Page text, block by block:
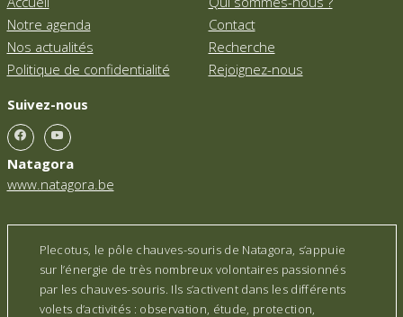
Notre agenda
Nos actualités
Politique de confidentialité
Contact
Recherche
Rejoignez-nous
Suivez-nous
Natagora
www.natagora.be
Plecotus, le pôle chauves-souris de Natagora, s’appuie
sur l’énergie de très nombreux volontaires passionnés
par les chauves-souris. Ils s’activent dans les différents
volets d’activités : observation, étude, protection,